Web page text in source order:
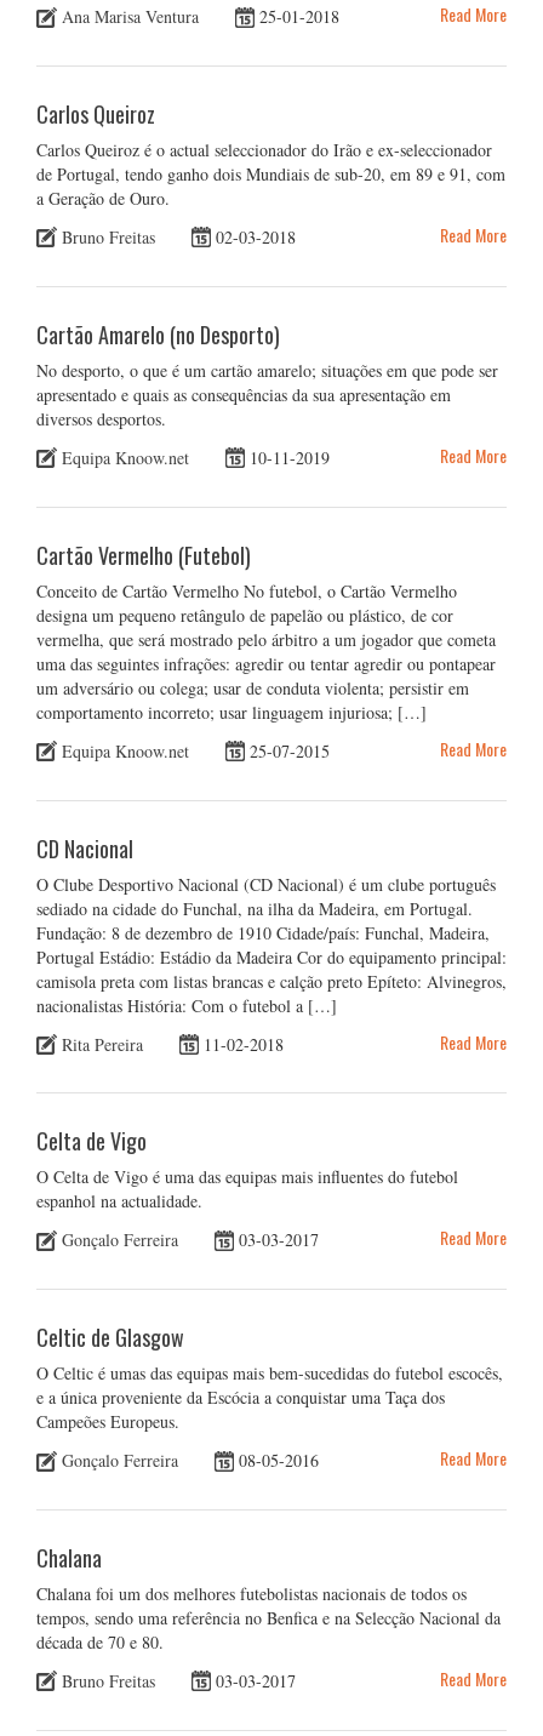
Ana Marisa Ventura
25-01-2018 Read More
Carlos Queiroz
Carlos Queiroz é o actual seleccionador do Irão e ex-seleccionador
de Portugal, tendo ganho dois Mundiais de sub-20, em 89 e 91, com
a Geração de Ouro.
Bruno Freitas
02-03-2018 Read More
Cartão Amarelo (no Desporto)
No desporto, o que é um cartão amarelo; situações em que pode ser
apresentado e quais as consequências da sua apresentação em
diversos desportos.
Equipa Knoow.net
10-11-2019 Read More
Cartão Vermelho (Futebol)
Conceito de Cartão Vermelho No futebol, o Cartão Vermelho
designa um pequeno retângulo de papelão ou plástico, de cor
vermelha, que será mostrado pelo árbitro a um jogador que cometa
uma das seguintes infrações: agredir ou tentar agredir ou pontapear
um adversário ou colega; usar de conduta violenta; persistir em
comportamento incorreto; usar linguagem injuriosa; […]
Equipa Knoow.net
25-07-2015 Read More
CD Nacional
O Clube Desportivo Nacional (CD Nacional) é um clube português
sediado na cidade do Funchal, na ilha da Madeira, em Portugal.
Fundação: 8 de dezembro de 1910 Cidade/país: Funchal, Madeira,
Portugal Estádio: Estádio da Madeira Cor do equipamento principal:
camisola preta com listas brancas e calção preto Epíteto: Alvinegros,
nacionalistas História: Com o futebol a […]
Rita Pereira
11-02-2018 Read More
Celta de Vigo
O Celta de Vigo é uma das equipas mais influentes do futebol
espanhol na actualidade.
Gonçalo Ferreira
03-03-2017 Read More
Celtic de Glasgow
O Celtic é umas das equipas mais bem-sucedidas do futebol escocês,
e a única proveniente da Escócia a conquistar uma Taça dos
Campeões Europeus.
Gonçalo Ferreira
08-05-2016 Read More
Chalana
Chalana foi um dos melhores futebolistas nacionais de todos os
tempos, sendo uma referência no Benfica e na Selecção Nacional da
década de 70 e 80.
Bruno Freitas
03-03-2017 Read More